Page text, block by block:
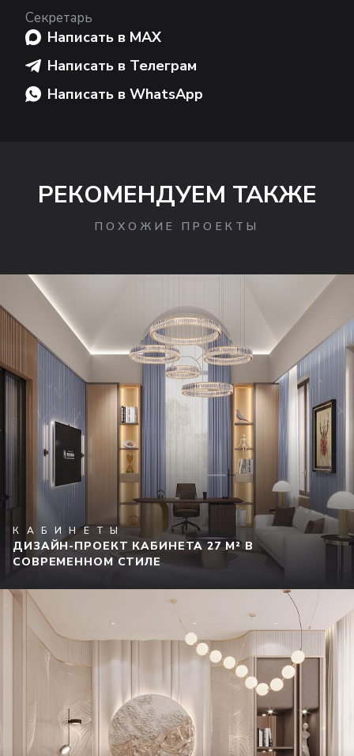
Секретарь
Написать в MAX
Написать в Телеграм
Написать в WhatsApp
РЕКОМЕНДУЕМ ТАКЖЕ
ПОХОЖИЕ ПРОЕКТЫ
КАБИНЕТЫ
ДИЗАЙН-ПРОЕКТ КАБИНЕТА 27 М² В
СОВРЕМЕННОМ СТИЛЕ